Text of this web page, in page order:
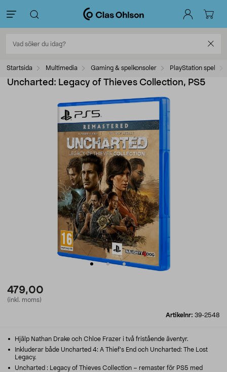
Startsida Multimedia Gaming & spelkonsoler PlayStation spel
Uncharted: Legacy of Thieves Collection, PS5
479,00
(inkl. moms)
Artikelnr: 39-2548
Hjälp Nathan Drake och Chloe Frazer i två fristående äventyr.
Inkluderar både Uncharted 4: A Thief’s End och Uncharted: The Lost
Legacy.
Uncharted : Legacy of Thieves Collection – remaster för PS5 med